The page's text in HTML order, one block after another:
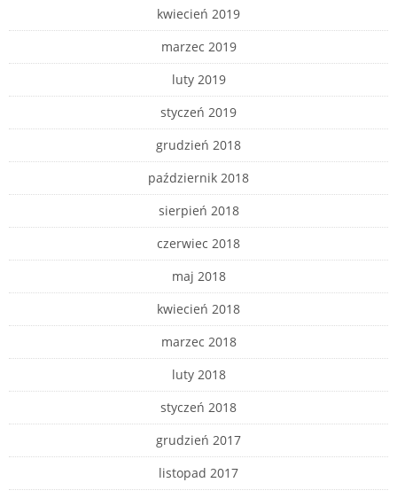
kwiecień 2019
marzec 2019
luty 2019
styczeń 2019
grudzień 2018
październik 2018
sierpień 2018
czerwiec 2018
maj 2018
kwiecień 2018
marzec 2018
luty 2018
styczeń 2018
grudzień 2017
listopad 2017